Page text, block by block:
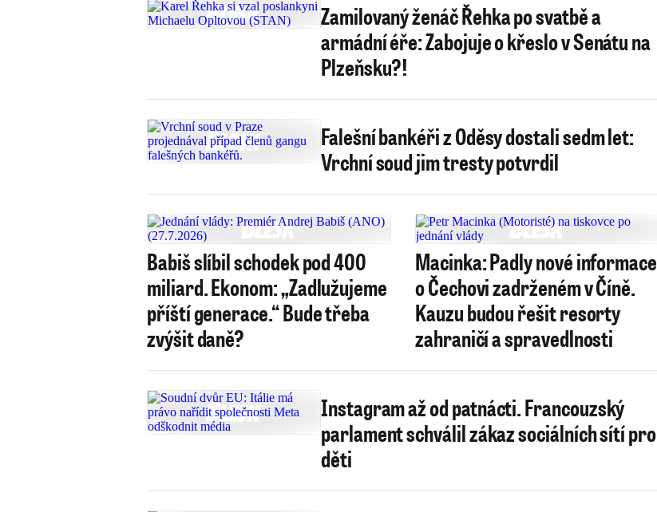
Zamilovaný ženáč Řehka po svatbě a
armádní éře: Zabojuje o křeslo v Senátu na
Plzeňsku?!
Falešní bankéři z Oděsy dostali sedm let:
Vrchní soud jim tresty potvrdil
Babiš slíbil schodek pod 400
miliard. Ekonom: „Zadlužujeme
příští generace.“ Bude třeba
zvýšit daně?
Macinka: Padly nové informace
o Čechovi zadrženém v Číně.
Kauzu budou řešit resorty
zahraničí a spravedlnosti
Instagram až od patnácti. Francouzský
parlament schválil zákaz sociálních sítí pro
děti